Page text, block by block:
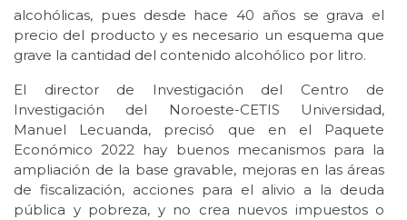
alcohólicas, pues desde hace 40 años se grava el
precio del producto y es necesario un esquema que
grave la cantidad del contenido alcohólico por litro.
El director de Investigación del Centro de
Investigación del Noroeste-CETIS Universidad,
Manuel Lecuanda, precisó que en el Paquete
Económico 2022 hay buenos mecanismos para la
ampliación de la base gravable, mejoras en las áreas
de fiscalización, acciones para el alivio a la deuda
pública y pobreza, y no crea nuevos impuestos o